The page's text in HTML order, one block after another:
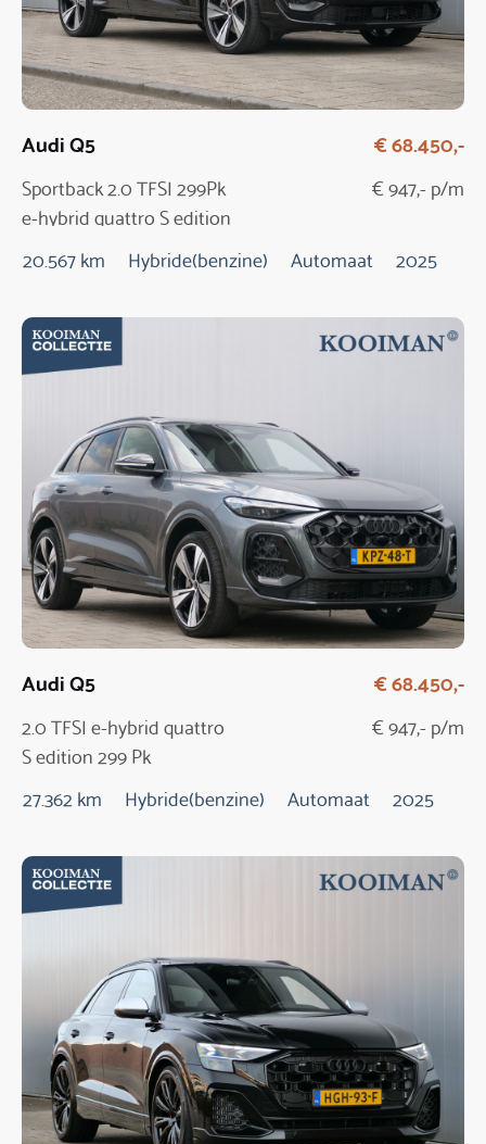
Audi Q5
Sportback 2.0 TFSI 299Pk
e-hybrid quattro S edition
€ 68.450,-
€ 947,- p/m
20.567 km Hybride(benzine) Automaat 2025
Audi Q5
2.0 TFSI e-hybrid quattro
S edition 299 Pk
Automaat / NIEUW
MODEL
€ 68.450,-
€ 947,- p/m
27.362 km Hybride(benzine) Automaat 2025